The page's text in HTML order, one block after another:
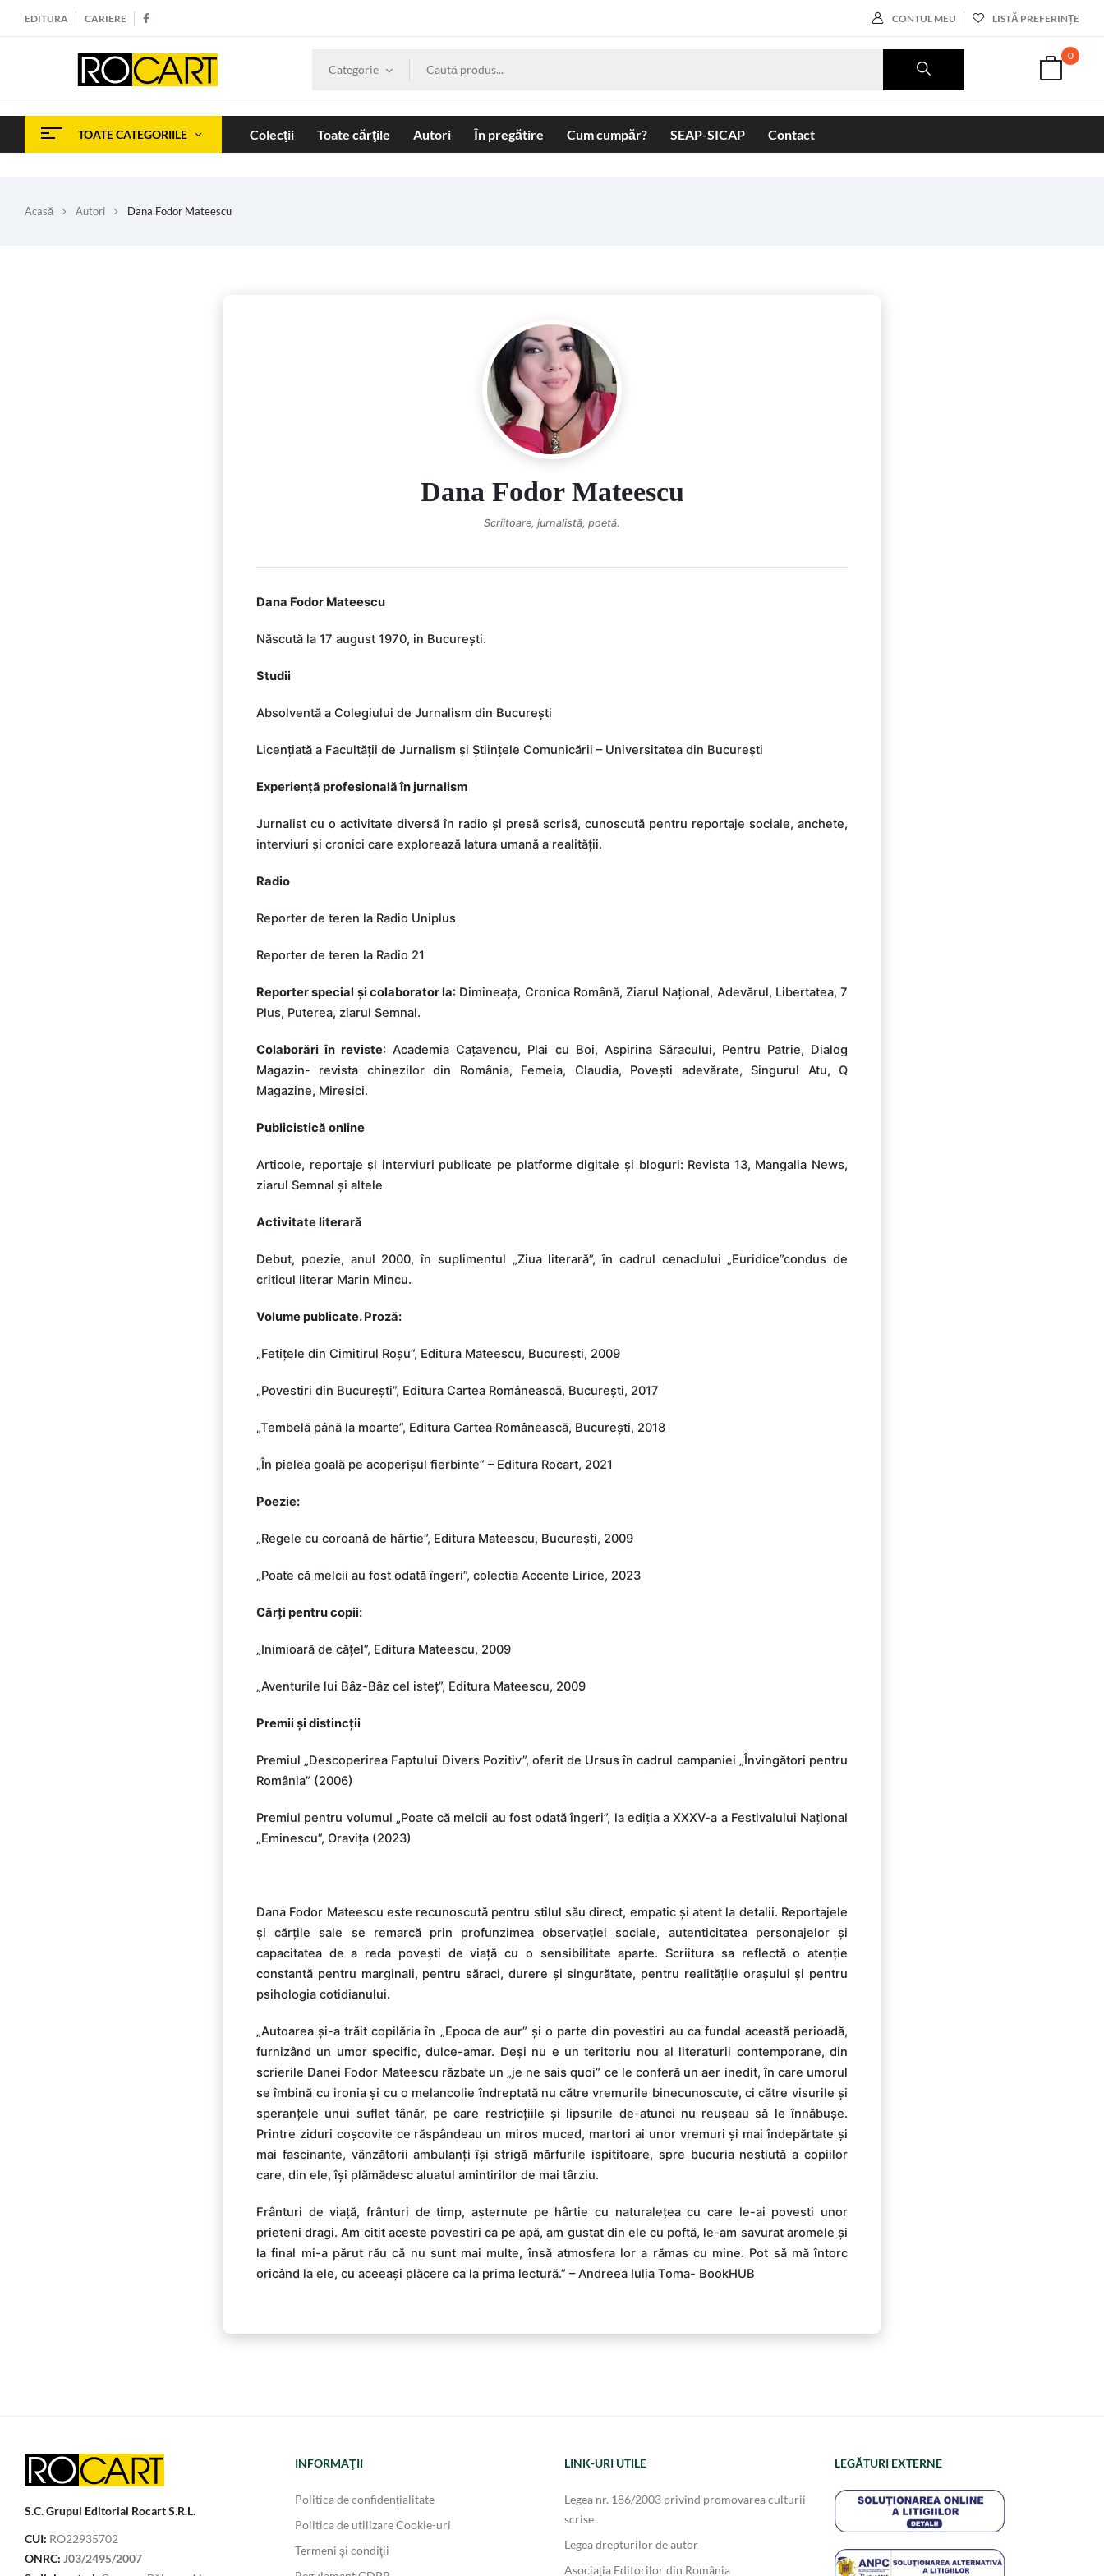
EDITURA CARIERE CONTUL MEU LISTĂ PREFERINȚE
Categorie
0
TOATE CATEGORIILE Colecţii Toate cărţile Autori În pregătire Cum cumpăr? SEAP-SICAP Contact
Acasă Autori Dana Fodor Mateescu
Dana Fodor Mateescu
Scriitoare, jurnalistă, poetă.
Dana Fodor Mateescu
Născută la 17 august 1970, in București.
Studii
Absolventă a Colegiului de Jurnalism din București
Licențiată a Facultății de Jurnalism și Științele Comunicării – Universitatea din București
Experiență profesională în jurnalism
Jurnalist cu o activitate diversă în radio și presă scrisă, cunoscută pentru reportaje sociale, anchete,
interviuri și cronici care explorează latura umană a realității.
Radio
Reporter de teren la Radio Uniplus
Reporter de teren la Radio 21
Reporter special și colaborator la: Dimineața, Cronica Română, Ziarul Național, Adevărul, Libertatea, 7
Plus, Puterea, ziarul Semnal.
Colaborări în reviste: Academia Cațavencu, Plai cu Boi, Aspirina Săracului, Pentru Patrie, Dialog
Magazin- revista chinezilor din România, Femeia, Claudia, Povești adevărate, Singurul Atu, Q
Magazine, Miresici.
Publicistică online
Articole, reportaje și interviuri publicate pe platforme digitale și bloguri: Revista 13, Mangalia News,
ziarul Semnal și altele
Activitate literară
Debut, poezie, anul 2000, în suplimentul „Ziua literară”, în cadrul cenaclului „Euridice”condus de
criticul literar Marin Mincu.
Volume publicate. Proză:
„Fetițele din Cimitirul Roșu”, Editura Mateescu, București, 2009
„Povestiri din București”, Editura Cartea Românească, București, 2017
„Tembelă până la moarte”, Editura Cartea Românească, București, 2018
„În pielea goală pe acoperișul fierbinte” – Editura Rocart, 2021
Poezie:
„Regele cu coroană de hârtie”, Editura Mateescu, București, 2009
„Poate că melcii au fost odată îngeri”, colectia Accente Lirice, 2023
Cărți pentru copii:
„Inimioară de cățel”, Editura Mateescu, 2009
„Aventurile lui Bâz-Bâz cel isteț”, Editura Mateescu, 2009
Premii și distincții
Premiul „Descoperirea Faptului Divers Pozitiv”, oferit de Ursus în cadrul campaniei „Învingători pentru
România” (2006)
Premiul pentru volumul „Poate că melcii au fost odată îngeri”, la ediția a XXXV-a a Festivalului Național
„Eminescu”, Oravița (2023)
Dana Fodor Mateescu este recunoscută pentru stilul său direct, empatic și atent la detalii. Reportajele
și cărțile sale se remarcă prin profunzimea observației sociale, autenticitatea personajelor și
capacitatea de a reda povești de viață cu o sensibilitate aparte. Scriitura sa reflectă o atenție
constantă pentru marginali, pentru săraci, durere și singurătate, pentru realitățile orașului și pentru
psihologia cotidianului.
„Autoarea și-a trăit copilăria în „Epoca de aur” și o parte din povestiri au ca fundal această perioadă,
furnizând un umor specific, dulce-amar. Deși nu e un teritoriu nou al literaturii contemporane, din
scrierile Danei Fodor Mateescu răzbate un „je ne sais quoi” ce le conferă un aer inedit, în care umorul
se îmbină cu ironia și cu o melancolie îndreptată nu către vremurile binecunoscute, ci către visurile și
speranțele unui suflet tânăr, pe care restricțiile și lipsurile de-atunci nu reușeau să le înnăbușe.
Printre ziduri coșcovite ce răspândeau un miros muced, martori ai unor vremuri și mai îndepărtate și
mai fascinante, vânzătorii ambulanți își strigă mărfurile ispititoare, spre bucuria neștiută a copiilor
care, din ele, își plămădesc aluatul amintirilor de mai târziu.
Frânturi de viață, frânturi de timp, așternute pe hârtie cu naturalețea cu care le-ai povesti unor
prieteni dragi. Am citit aceste povestiri ca pe apă, am gustat din ele cu poftă, le-am savurat aromele și
la final mi-a părut rău că nu sunt mai multe, însă atmosfera lor a rămas cu mine. Pot să mă întorc
oricând la ele, cu aceeași plăcere ca la prima lectură.” – Andreea Iulia Toma- BookHUB
S.C. Grupul Editorial Rocart S.R.L.
CUI: RO22935702
ONRC: J03/2495/2007
INFORMAŢII
Politica de confidențialitate
Politica de utilizare Cookie-uri
Termeni şi condiţii
LINK-URI UTILE
Legea nr. 186/2003 privind promovarea culturii
scrise
Legea drepturilor de autor
Asociația Editorilor din România
LEGĂTURI EXTERNE